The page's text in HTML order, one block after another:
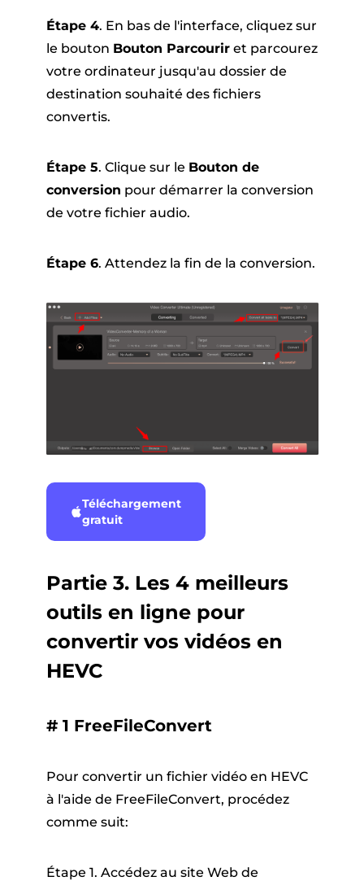
Étape 4. En bas de l'interface, cliquez sur
le bouton Bouton Parcouriret parcourez
votre ordinateur jusqu'au dossier de
destination souhaité des fichiers
convertis.
Étape 5. Clique sur le Bouton de
conversion pour démarrer la conversion
de votre fichier audio.
Étape 6. Attendez la fin de la conversion.
Téléchargement
gratuit
Partie 3. Les 4 meilleurs
outils en ligne pour
convertir vos vidéos en
HEVC
# 1 FreeFileConvert
Pour convertir un fichier vidéo en HEVC
à l'aide de FreeFileConvert, procédez
comme suit:
Étape 1. Accédez au site Web de